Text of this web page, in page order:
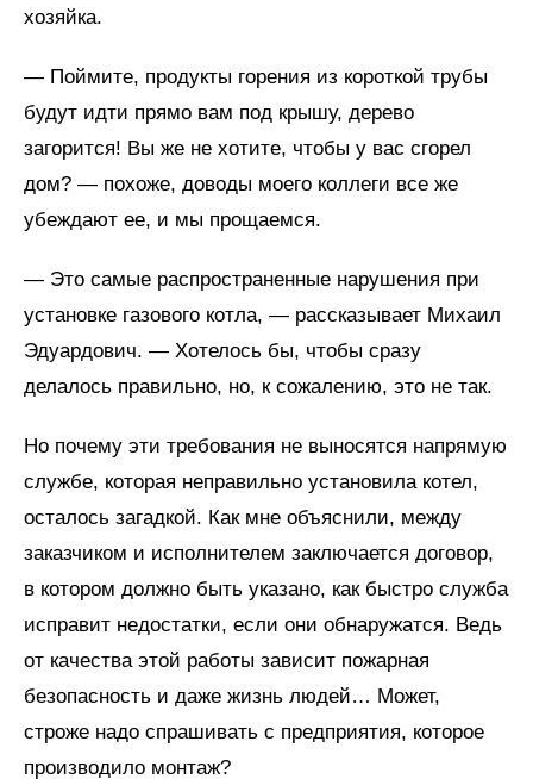
хозяйка.
— Поймите, продукты горения из короткой трубы
будут идти прямо вам под крышу, дерево
загорится! Вы же не хотите, чтобы у вас сгорел
дом? — похоже, доводы моего коллеги все же
убеждают ее, и мы прощаемся.
— Это самые распространенные нарушения при
установке газового котла, — рассказывает Михаил
Эдуардович. — Хотелось бы, чтобы сразу
делалось правильно, но, к сожалению, это не так.
Но почему эти требования не выносятся напрямую
службе, которая неправильно установила котел,
осталось загадкой. Как мне объяснили, между
заказчиком и исполнителем заключается договор,
в котором должно быть указано, как быстро служба
исправит недостатки, если они обнаружатся. Ведь
от качества этой работы зависит пожарная
безопасность и даже жизнь людей… Может,
строже надо спрашивать с предприятия, которое
производило монтаж?